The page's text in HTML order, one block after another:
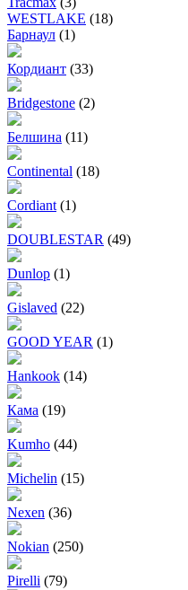
WESTLAKE (18)
Барнаул (1)
Кордиант (33)
Bridgestone (2)
Белшина (11)
Continental (18)
Cordiant (1)
DOUBLESTAR (49)
Dunlop (1)
Gislaved (22)
GOOD YEAR (1)
Hankook (14)
Кама (19)
Kumho (44)
Michelin (15)
Nexen (36)
Nokian (250)
Pirelli (79)